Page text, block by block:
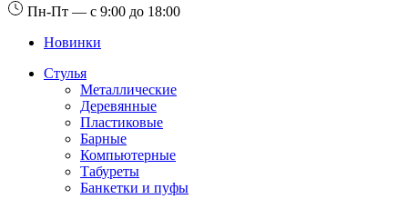
Пн-Пт — с 9:00 до 18:00
Новинки
Стулья
Металлические
Деревянные
Пластиковые
Барные
Компьютерные
Табуреты
Банкетки и пуфы